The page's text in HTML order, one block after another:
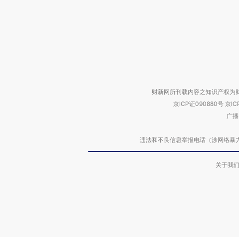
财新网所刊载内容之知识产权为
京ICP证090880号 京
广
违法和不良信息举报电话（涉网络
关于我们